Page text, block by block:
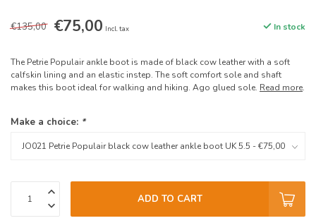
€135,00 €75,00 Incl. tax In stock
The Petrie Populair ankle boot is made of black cow leather with a soft
calfskin lining and an elastic instep. The soft comfort sole and shaft
makes this boot ideal for walking and hiking. Ago glued sole. Read more.
Make a choice: *
ADD TO CART